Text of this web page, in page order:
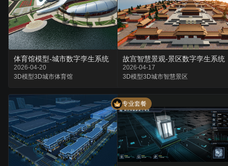
体育馆模型-城市数字孪生系统
2026-04-20
3D模型3D城市体育馆
故宫智慧景观-景区数字孪生系统
2026-04-17
3D模型3D城市智慧景区
专业套餐